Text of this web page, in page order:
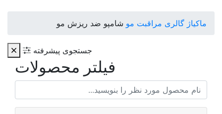
ماکیاژ گالری مراقبت مو شامپو ضد ریزش مو
جستجوی پیشرفته
فیلتر محصولات